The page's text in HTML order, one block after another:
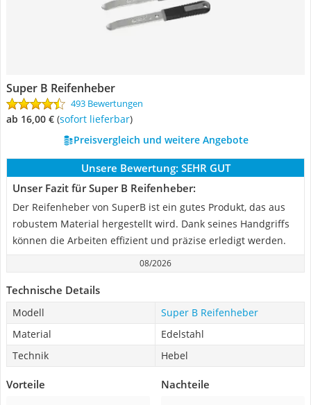
Super B Reifenheber
493 Bewertungen
ab 16,00 € ( Sofort lieferbar)
Preisvergleich und weitere Angebote
Unsere Bewertung: SEHR GUT
Unser Fazit für Super B Reifenheber:
Der Reifenheber von SuperB ist ein gutes Produkt, das aus
robustem Material hergestellt wird. Dank seines Handgriffs
können die Arbeiten effizient und präzise erledigt werden.
08/2026
Technische Details
Modell
Super B Reifenheber
Material
Edelstahl
Technik
Hebel
Vorteile Nachteile